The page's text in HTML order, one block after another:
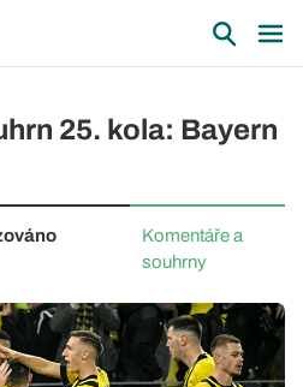
25. kola: Bayern
Komentáře a
souhrny